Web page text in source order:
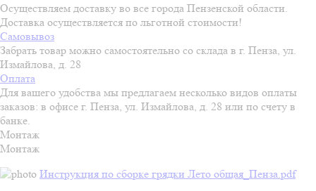
Осуществляем доставку во все города Пензенской области.
Доставка осуществляется по льготной стоимости!
Самовывоз
Забрать товар можно самостоятельно со склада в г. Пенза, ул.
Измайлова, д. 28
Оплата
Для вашего удобства мы предлагаем несколько видов оплаты
заказов: в офисе г. Пенза, ул. Измайлова, д. 28 или по счету в
банке.
Монтаж
Монтаж
Инструкция по сборке грядки Лето общая_Пенза.pdf